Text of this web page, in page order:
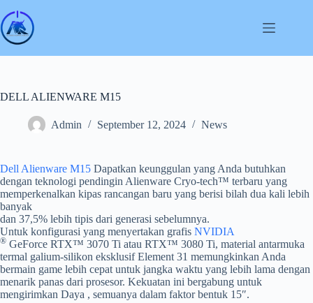
to
content
DELL ALIENWARE M15
Admin September 12, 2024 News
Dell Alienware M15 Dapatkan keunggulan yang Anda butuhkan
dengan teknologi pendingin Alienware Cryo-tech™ terbaru yang
memperkenalkan kipas rancangan baru yang berisi bilah dua kali lebih
banyak
dan 37,5% lebih tipis dari generasi sebelumnya.
Untuk konfigurasi yang menyertakan grafis NVIDIA
® GeForce RTX™ 3070 Ti atau RTX™ 3080 Ti, material antarmuka
termal galium-silikon eksklusif Element 31 memungkinkan Anda
bermain game lebih cepat untuk jangka waktu yang lebih lama dengan
menarik panas dari prosesor. Kekuatan ini bergabung untuk
mengirimkan Daya , semuanya dalam faktor bentuk 15″.